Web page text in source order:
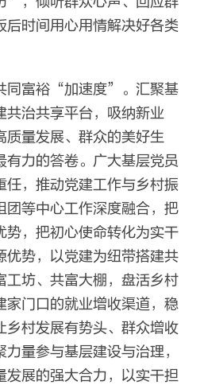
后时间用心用情解决好各类
同富裕“加速度”。汇聚基
共治共享平台，吸纳新业
质量发展、群众的美好生
有力的答卷。广大基层党员
任，推动党建工作与乡村振
团等中心工作深度融合，把
势，把初心使命转化为实干
优势，以党建为纽带搭建共
工坊、共富大棚，盘活乡村
家门口的就业增收渠道，稳
乡村发展有势头、群众增收
量参与基层建设与治理，
发展的强大合力，以实干担